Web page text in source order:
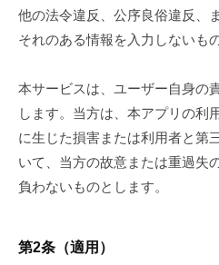
他の法令違反、公序良俗違反、
それのある情報を入力しないも
本サービスは、ユーザー自身の
します。当方は、本アプリの利
に生じた損害または利用者と第
いて、当方の故意または重過失
負わないものとします。
第2条（適用）